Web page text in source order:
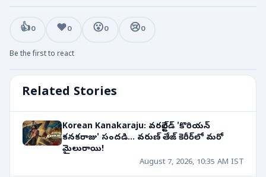
Related Stories
Korean Kanakaraju: వరల్డ్‌వైడ్ 'కొరియన్
కనకరాజు' సందడి... వరుణ్ తేజ్ కెరీర్‌లో మరో
మైలురాయి!
August 7, 2026, 10:35 AM IST
👍0 ❤️0 😮0 😢0
Be the first to react